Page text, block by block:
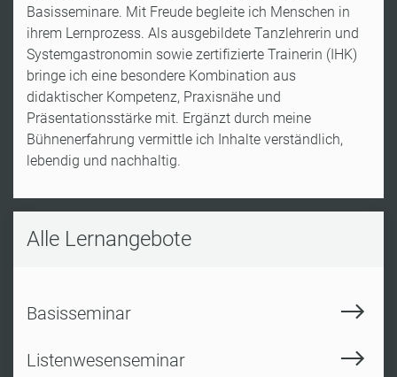
Basisseminare. Mit Freude begleite ich Menschen in
ihrem Lernprozess. Als ausgebildete Tanzlehrerin und
Systemgastronomin sowie zertifizierte Trainerin (IHK)
bringe ich eine besondere Kombination aus
didaktischer Kompetenz, Praxisnähe und
Präsentationsstärke mit. Ergänzt durch meine
Bühnenerfahrung vermittle ich Inhalte verständlich,
lebendig und nachhaltig.
Alle Lernangebote
Basisseminar
Listenwesenseminar